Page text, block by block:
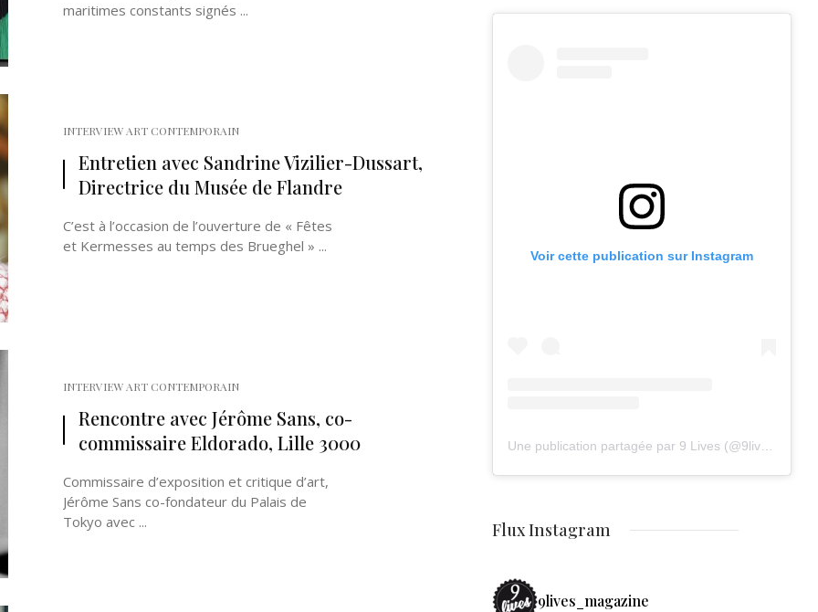
maritimes constants signés ...
INTERVIEW ART CONTEMPORAIN
Entretien avec Sandrine Vizilier-Dussart,
Directrice du Musée de Flandre
C’est à l’occasion de l’ouverture de « Fêtes
et Kermesses au temps des Brueghel » ...
INTERVIEW ART CONTEMPORAIN
Rencontre avec Jérôme Sans, co-
commissaire Eldorado, Lille 3000
Commissaire d’exposition et critique d’art,
Jérôme Sans co-fondateur du Palais de
Tokyo avec ...
Voir cette publication sur Instagram
Flux Instagram
9lives_magazine